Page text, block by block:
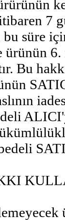
7
bu süre
Bu